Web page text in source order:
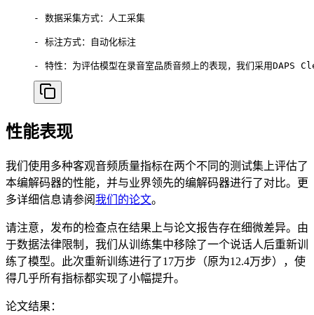
- 数据采集方式：人工采集
- 标注方式：自动化标注
- 特性：为评估模型在录音室品质音频上的表现，我们采用
性能表现
我们使用多种客观音频质量指标在两个不同的测试集上评估了
本编解码器的性能，并与业界领先的编解码器进行了对比。更
多详细信息请参阅我们的论文。
请注意，发布的检查点在结果上与论文报告存在细微差异。由
于数据法律限制，我们从训练集中移除了一个说话人后重新训
练了模型。此次重新训练进行了17万步（原为12.4万步），使
得几乎所有指标都实现了小幅提升。
论文结果：